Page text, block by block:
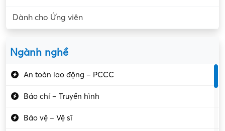
Dành cho Ứng viên
Ngành nghề
An toàn lao động – PCCC
Báo chí – Truyền hình
Bảo vệ – Vệ sĩ